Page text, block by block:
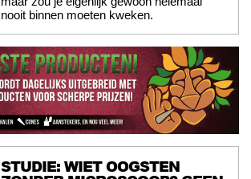
nooit binnen moeten kweken.
STUDIE: WIET OOGSTEN